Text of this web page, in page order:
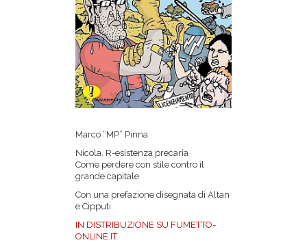
Marco “MP” Pinna
Nicola. R-esistenza precaria
Come perdere con stile contro il
grande capitale
Con una prefazione disegnata di Altan
e Cipputi
IN DISTRIBUZIONE SU FUMETTO-
ONLINE.IT